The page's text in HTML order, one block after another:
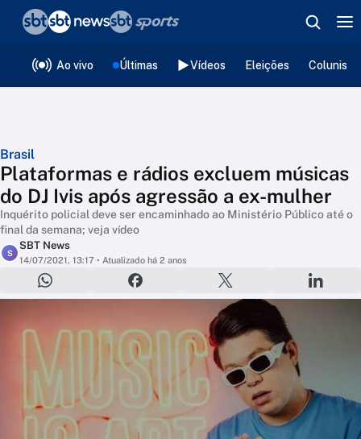
Ao vivo Últimas Vídeos Eleições
Brasil
Plataformas e rádios excluem músicas
do DJ Ivis após agressão a ex-mulher
Inquérito policial deve ser encaminhado ao Ministério Público até o
final da semana; veja vídeo
S
SBT News
14/07/2021, 13:17 • Atualizado há 2 anos
❮voltar
Editorias